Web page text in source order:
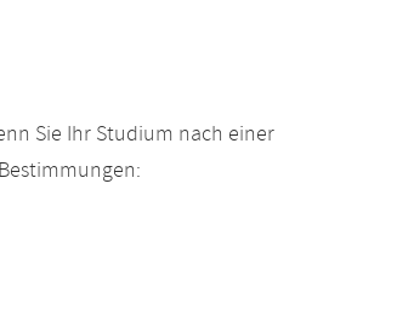
Sie Ihr Studium nach einer